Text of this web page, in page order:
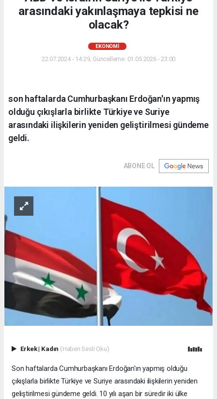
arasındaki yakınlaşmaya tepkisi ne
olacak?
EKONOMI
22.07.2024 - 14:29, Güncelleme: 01.05.2026 - 23:00
son haftalarda Cumhurbaşkanı Erdoğan'ın yapmış
olduğu çıkışlarla birlikte Türkiye ve Suriye
arasındaki ilişkilerin yeniden geliştirilmesi gündeme
geldi.
ABONE OL
Erkek| Kadın (Haberi Sesli Oku)
Son haftalarda Cumhurbaşkanı Erdoğan'ın yapmış olduğu
çıkışlarla birlikte Türkiye ve Suriye arasındaki ilişkilerin yeniden
geliştirilmesi gündeme geldi. 10 yılı aşan bir süredir iki ülke